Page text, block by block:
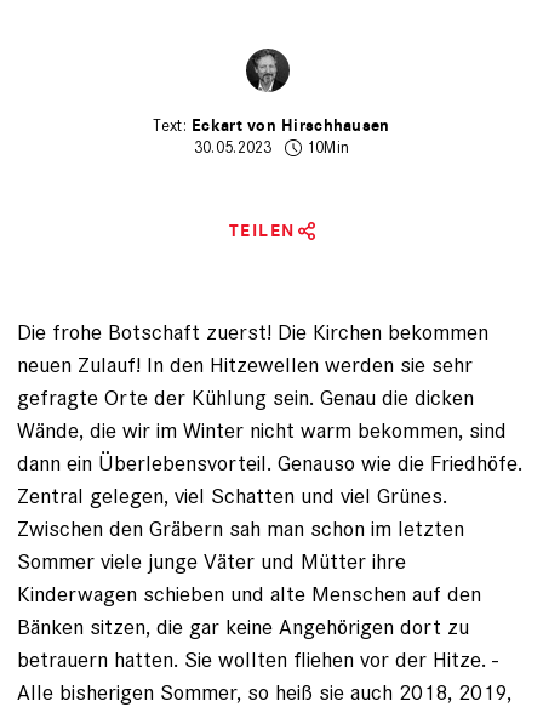
Eckart von Hirschhausen
30.05.2023
10Min
TEILEN
Die frohe Botschaft zuerst! Die Kirchen bekommen
neuen Zulauf! In den Hitzewellen werden sie sehr
gefragte Orte der Kühlung sein. Genau die dicken
Wände, die wir im Winter nicht warm bekommen, sind
dann ein Überlebensvorteil. Genauso wie die Friedhöfe.
Zentral gelegen, viel Schatten und viel Grünes.
Zwischen den Gräbern sah man schon im letzten
Sommer viele junge Väter und Mütter ihre
Kinderwagen schieben und ­alte Menschen auf den
Bänken sitzen, die gar ­keine Angehörigen dort zu
betrauern hatten. Sie wollten fliehen vor der Hitze. ­
Alle bis­herigen Sommer, so heiß sie auch 2018, 2019,